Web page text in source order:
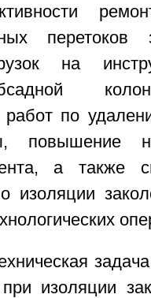
на
работ по
повышение
а также
изоляции
изоляции